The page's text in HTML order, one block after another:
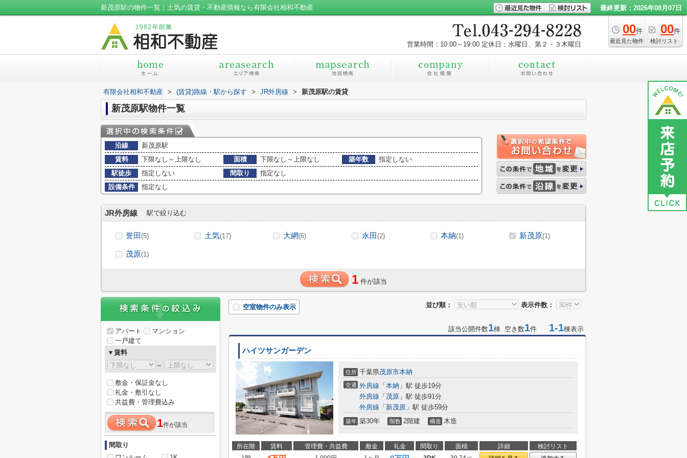
新茂原駅の物件一覧｜土気の賃貸・不動産情報なら有限会社相和不動産 最終更新：2026年08月07日
00件
最近見た物件
00件
検討リスト
営業時間：10:00～19:00 定休日：水曜日、第２・３木曜日
有限会社相和不動産 > (賃貸)路線・駅から探す > JR外房線 > 新茂原駅の賃貸
新茂原駅物件一覧
沿線
新茂原駅
賃料
下限なし～上限なし 面積 下限なし～上限なし 築年数
指定しない
駅徒歩
指定しない 間取り
指定なし
設備条件
指定なし
JR外房線 駅で絞り込む
誉田(5) 土気(17) 大網(6) 永田(2) 本納(1) 新茂原(1)
茂原(1)
1 件が該当
並び順： 表示件数：
空室物件のみ表示
該当公開件数1棟 空き数1件 1-1棟表示
ハイツサンガーデン
住所 千葉県茂原市本納
交通 外房線 「 本納 」駅 徒歩19分
外房線 「 茂原 」駅 徒歩91分
外房線 「 新茂原 」駅 徒歩59分
築年 築30年 階数 2階建 構造 木造
所在階 賃料 管理費・共益費 敷金 礼金 間取り 面積 詳細
検討リスト
アパート
マンション
一戸建て
▼賃料
～
敷金・保証金なし
礼金・敷引なし
共益費・管理費込み
1件が該当
間取り